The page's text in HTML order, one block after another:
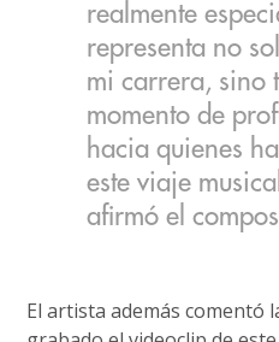
realmente
representa no
mi carrera, sino
momento de
hacia quienes
este viaje
afirmó el
El artista además comentó